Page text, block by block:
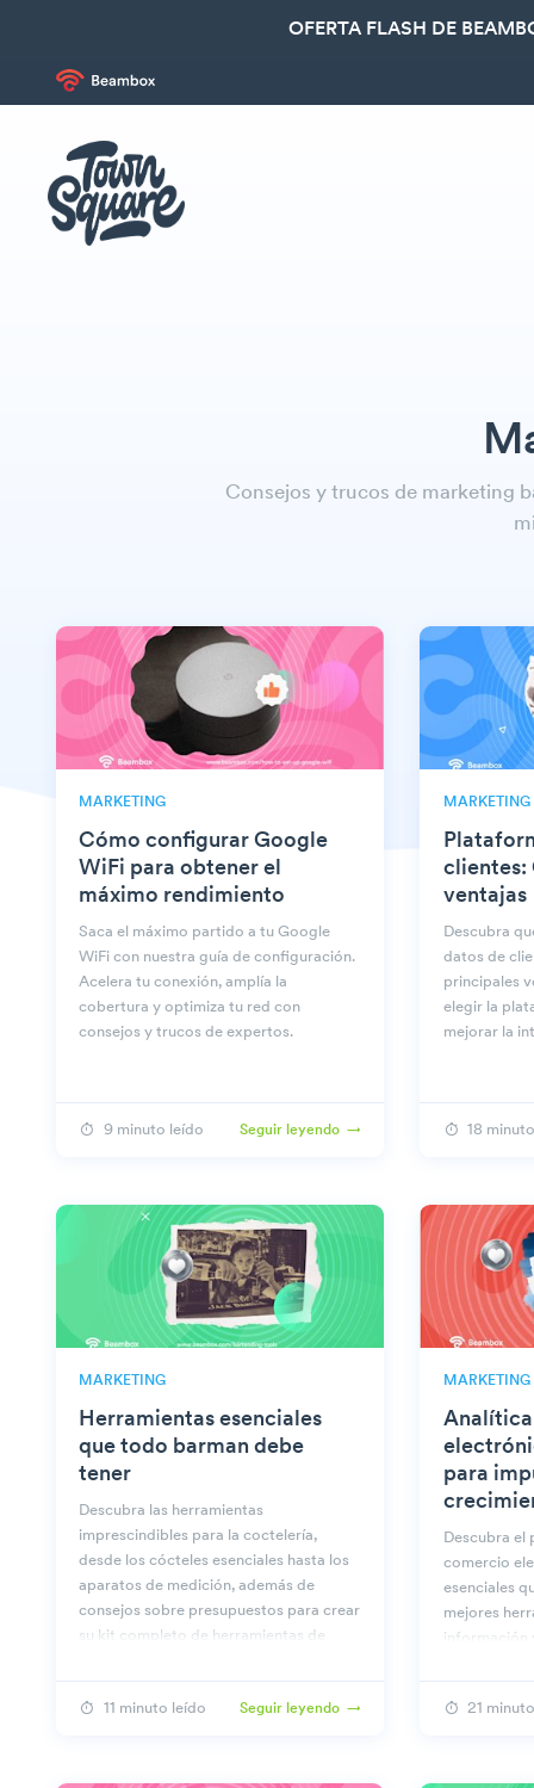
OFERTA FLASH DE
Consejos y trucos de marketing
MARKETING
Cómo configurar Google
WiFi para obtener el
máximo rendimiento
Saca el máximo partido a tu Google
WiFi con nuestra guía de configuración.
Acelera tu conexión, amplía la
cobertura y optimiza tu red con
consejos y trucos de expertos.
9 minuto leído Seguir leyendo
MARKETING
clientes:
ventajas
Descubra
datos de
principales
elegir la
mejorar la
18
MARKETING
Herramientas esenciales
que todo barman debe
tener
Descubra las herramientas
imprescindibles para la coctelería,
desde los cócteles esenciales hasta los
aparatos de medición, además de
consejos sobre presupuestos para crear
su kit completo de herramientas de
11 minuto leído Seguir leyendo
MARKETING
para
Descubra el
comercio
esenciales
mejores
información
21